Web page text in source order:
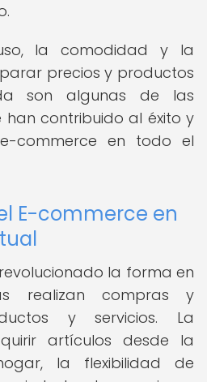
la comodidad y la
precios y productos
son algunas de las
contribuido al éxito y
commerce en todo el
E-commerce en
la forma en
realizan compras y
y servicios. La
artículos desde la
la flexibilidad de